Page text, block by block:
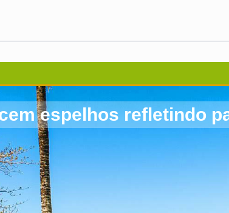
espelhos refletindo